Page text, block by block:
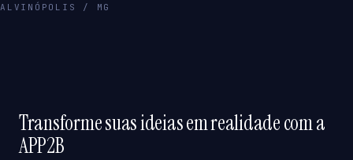
ALVINÓPOLIS / MG
Transforme suas ideias em realidade com a
APP2B